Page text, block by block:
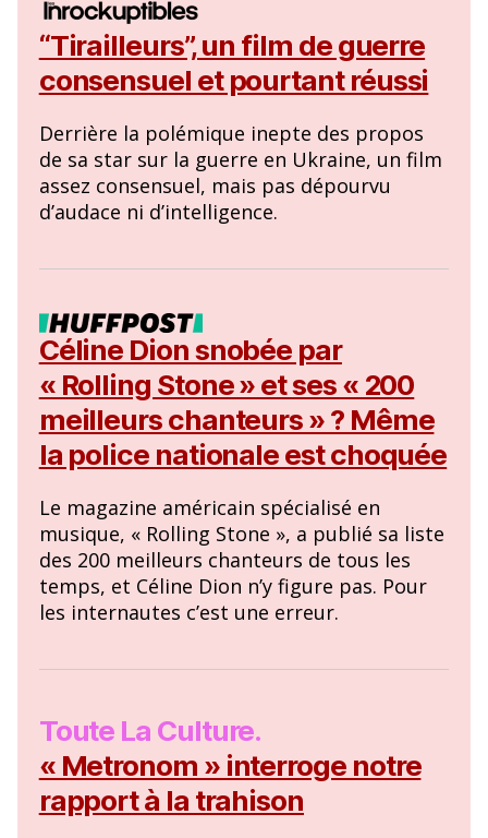
“Tirailleurs”, un film de guerre
consensuel et pourtant réussi
Derrière la polémique inepte des propos
de sa star sur la guerre en Ukraine, un film
assez consensuel, mais pas dépourvu
d’audace ni d’intelligence.
Céline Dion snobée par
« Rolling Stone » et ses « 200
meilleurs chanteurs » ? Même
la police nationale est choquée
Le magazine américain spécialisé en
musique, « Rolling Stone », a publié sa liste
des 200 meilleurs chanteurs de tous les
temps, et Céline Dion n’y figure pas. Pour
les internautes c’est une erreur.
Toute La Culture.
« Metronom » interroge notre
rapport à la trahison